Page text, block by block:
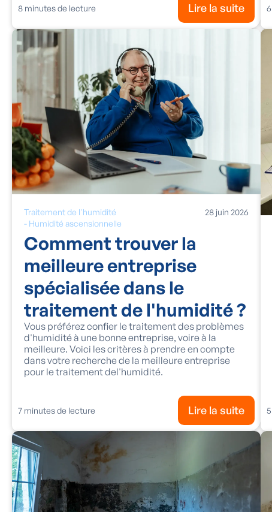
8 minutes de lecture Lire la suite 6
Traitement de l'humidité
- Humidité ascensionnelle
28 juin 2026
Comment trouver la
meilleure entreprise
spécialisée dans le
traitement de l'humidité ?
Vous préférez confier le traitement des problèmes
d'humidité à une bonne entreprise, voire à la
meilleure. Voici les critères à prendre en compte
dans votre recherche de la meilleure entreprise
pour le traitement del'humidité.
7 minutes de lecture Lire la suite 5